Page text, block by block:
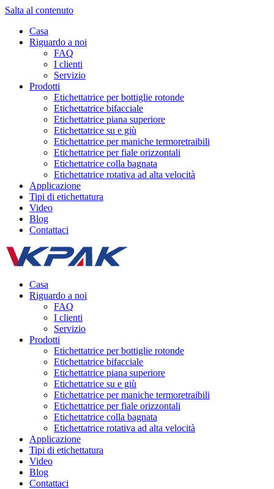
Salta al contenuto
Casa
Riguardo a noi
FAQ
I clienti
Servizio
Prodotti
Etichettatrice per bottiglie rotonde
Etichettatrice bifacciale
Etichettatrice piana superiore
Etichettatrice su e giù
Etichettatrice per maniche termoretraibili
Etichettatrice per fiale orizzontali
Etichettatrice colla bagnata
Etichettatrice rotativa ad alta velocità
Applicazione
Tipi di etichettatura
Video
Blog
Contattaci
Casa
Riguardo a noi
FAQ
I clienti
Servizio
Prodotti
Etichettatrice per bottiglie rotonde
Etichettatrice bifacciale
Etichettatrice piana superiore
Etichettatrice su e giù
Etichettatrice per maniche termoretraibili
Etichettatrice per fiale orizzontali
Etichettatrice colla bagnata
Etichettatrice rotativa ad alta velocità
Applicazione
Tipi di etichettatura
Video
Blog
Contattaci